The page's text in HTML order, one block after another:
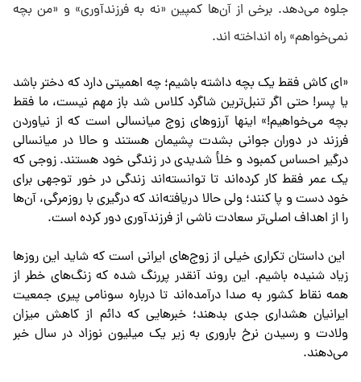
جلوه می‌دهد. برخی از آن‌ها کمپین «نه به فرزندآوری» و «من بچه
نمی‌خواهم» راه انداخته اند.
«ای کاش فقط یک بچه داشته باشیم؛ چه اهمیتی دارد که دختر باشد
یا پسر! حتی اگر تنبل‌ترین شاگرد کلاس شد باز مهم نیست، ما فقط
بچه می‌خواهیم!» اینها آرزوهای زوج میانسالی است که از نیاوردن
فرزند در دوران جوانی بشدت پشیمان هستند و حالا در میانسالی
درگیر احساس کمبود و خلأ شدیدی در زندگی خود هستند. زوجی که
یک عمر فقط کار کرده‌اند تا توانسته‌اند زندگی در خور توجهی برای
خود دست و پا کنند؛ ولی حالا دریافته‌اند که درگیری با روزمرگی، آن‌ها
را از اهداف اصلی‌تر سعادت ناشی از فرزندآوری دور کرده است.
این داستان تکراری خیلی از زوج‌های ایرانی است که شاید این روزها
زیاد شنیده باشیم. این روند آنقدر پررنگ شده که زنگ‌های خطر از
همه نقاط کشور به صدا درآمده‌اند تا درباره سونامی پیری جمعیت
ایرانیان هشداری جدی بدهند؛ خبرهایی که دائم از کاهش میزان
ولادت و رسیدن نرخ باروری به زیر یک میلیون نوزاد در سال خبر
می‌دهند.